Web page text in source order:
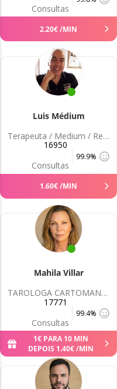
Consultas
2.20€/MIN
Luis Médium
Terapeuta / Medium / Reiki
16950
Consultas
99.9%
1.60€/MIN
Mahila Villar
TAROLOGA CARTOMANTE QUIROLOGA MAGIA
17771
Consultas
99.4%
1€ PARA 10 MIN
DEPOIS 1.40€/MIN